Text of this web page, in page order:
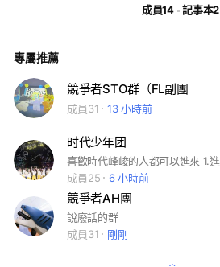
成員14 記事本2
專屬推薦
競爭者STO群（FL副團
成員31 13 小時前
时代少年团
成員25
6 小時前
競爭者AH團
說廢話的群
成員31
剛剛